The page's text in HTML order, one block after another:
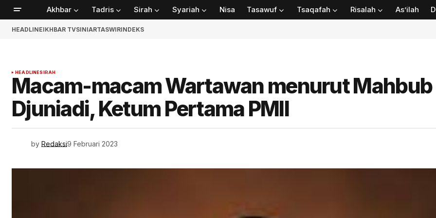
Akhbar Tadris Sirah Syariah Nisa Tasawuf Tsaqafah Risalah As’ilah
HEADLINEIKHBAR TVSINIARTASWIRINDEKS
HEADLINESIRAH
Macam-macam Wartawan menurut Mahbub
Djuniadi, Ketum Pertama PMII
by Redaksi9 Februari 2023